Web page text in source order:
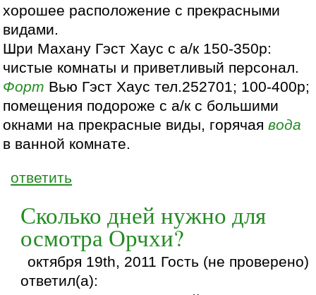
хорошее расположение с прекрасными
видами.
Шри Махану Гэст Хаус с а/к 150-350р:
чистые комнаты и приветливый персонал.
Форт Вью Гэст Хаус тел.252701; 100-400р;
помещения подороже с а/к с большими
окнами на прекрасные виды, горячаявода
в ванной комнате.
ответить
Сколько дней нужно для
осмотра Орчхи?
октября 19th, 2011 Гость (не проверено)
ответил(а):